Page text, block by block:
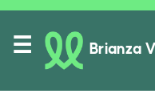
Brianza